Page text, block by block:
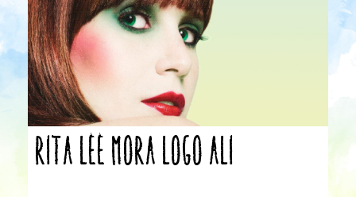
Rita Lee mora logo ali